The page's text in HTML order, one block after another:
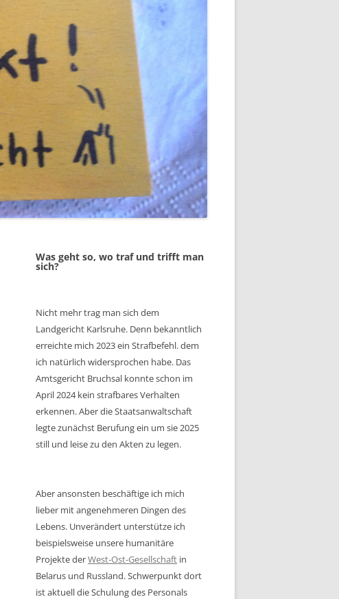
Was geht so, wo traf und trifft man
sich?
Nicht mehr trag man sich dem
Landgericht Karlsruhe. Denn bekanntlich
erreichte mich 2023 ein Strafbefehl. dem
ich natürlich widersprochen habe. Das
Amtsgericht Bruchsal konnte schon im
April 2024 kein strafbares Verhalten
erkennen. Aber die Staatsanwaltschaft
legte zunächst Berufung ein um sie 2025
still und leise zu den Akten zu legen.
Aber ansonsten beschäftige ich mich
lieber mit angenehmeren Dingen des
Lebens. Unverändert unterstütze ich
beispielsweise unsere humanitäre
Projekte derWest-Ost-Gesellschaft in
Belarus und Russland. Schwerpunkt dort
ist aktuell die Schulung des Personals